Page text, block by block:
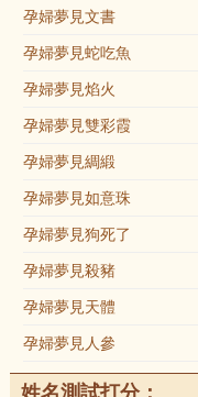
孕婦夢見文書
孕婦夢見蛇吃魚
孕婦夢見焰火
孕婦夢見雙彩霞
孕婦夢見綢緞
孕婦夢見如意珠
孕婦夢見狗死了
孕婦夢見殺豬
孕婦夢見天體
孕婦夢見人參
姓名測試打分：